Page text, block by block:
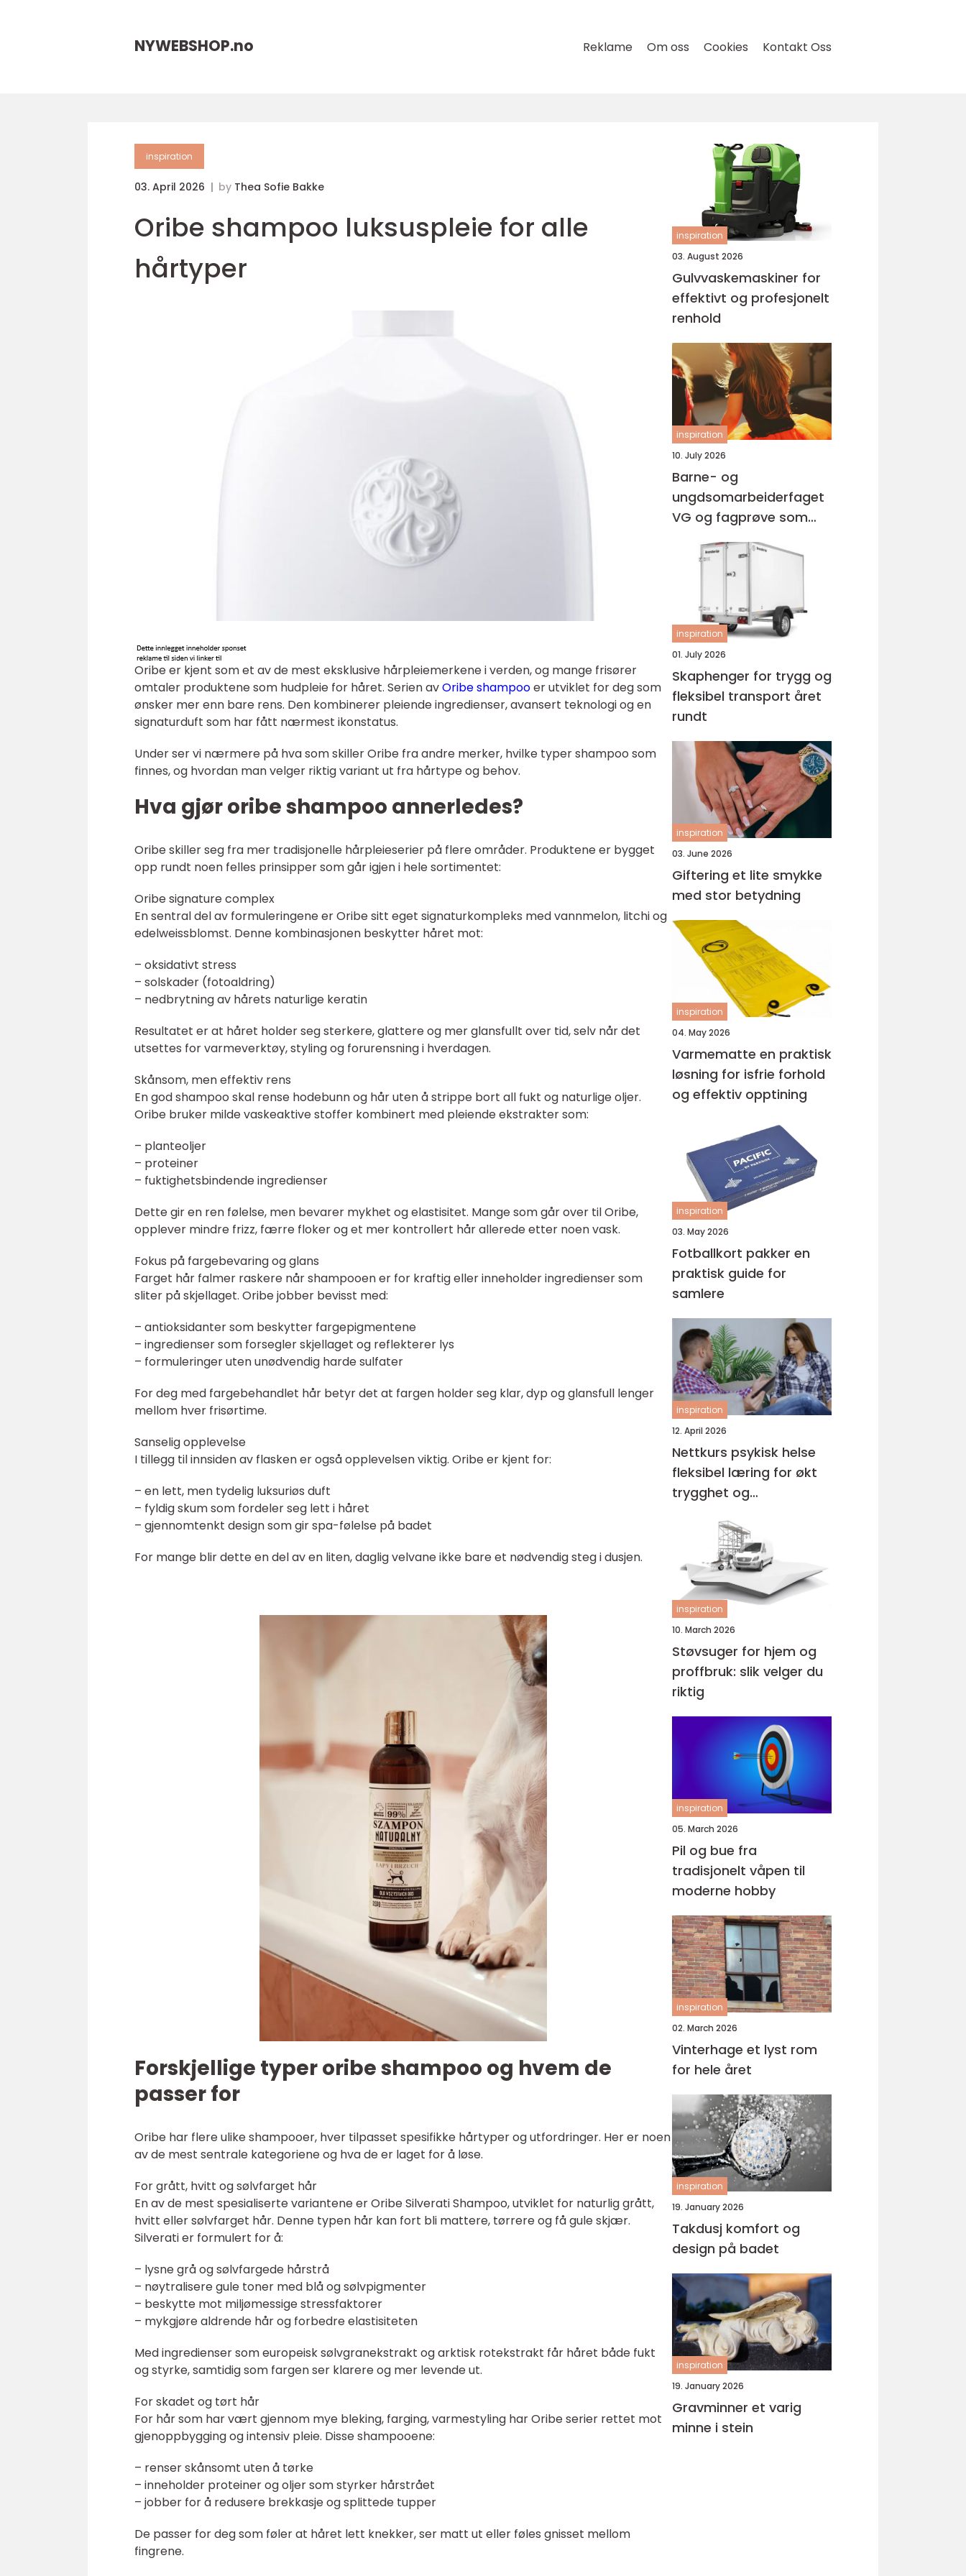
NYWEBSHOP.no Reklame Om oss Cookies Kontakt Oss
inspiration
03. April 2026 by Thea Sofie Bakke
Oribe shampoo luksuspleie for alle
hårtyper
Oribe er kjent som et av de mest eksklusive hårpleiemerkene i verden, og mange frisører
omtaler produktene som hudpleie for håret. Serien avOribe shampooer utviklet for deg som
ønsker mer enn bare rens. Den kombinerer pleiende ingredienser, avansert teknologi og en
signaturduft som har fått nærmest ikonstatus.
Under ser vi nærmere på hva som skiller Oribe fra andre merker, hvilke typer shampoo som
finnes, og hvordan man velger riktig variant ut fra hårtype og behov.
Hva gjør oribe shampoo annerledes?
Oribe skiller seg fra mer tradisjonelle hårpleieserier på flere områder. Produktene er bygget
opp rundt noen felles prinsipper som går igjen i hele sortimentet:
Oribe signature complex
En sentral del av formuleringene er Oribe sitt eget signaturkompleks med vannmelon, litchi og
edelweissblomst. Denne kombinasjonen beskytter håret mot:
– oksidativt stress
– solskader (fotoaldring)
– nedbrytning av hårets naturlige keratin
Resultatet er at håret holder seg sterkere, glattere og mer glansfullt over tid, selv når det
utsettes for varmeverktøy, styling og forurensning i hverdagen.
Skånsom, men effektiv rens
En god shampoo skal rense hodebunn og hår uten å strippe bort all fukt og naturlige oljer.
Oribe bruker milde vaskeaktive stoffer kombinert med pleiende ekstrakter som:
– planteoljer
– proteiner
– fuktighetsbindende ingredienser
Dette gir en ren følelse, men bevarer mykhet og elastisitet. Mange som går over til Oribe,
opplever mindre frizz, færre floker og et mer kontrollert hår allerede etter noen vask.
Fokus på fargebevaring og glans
Farget hår falmer raskere når shampooen er for kraftig eller inneholder ingredienser som
sliter på skjellaget. Oribe jobber bevisst med:
– antioksidanter som beskytter fargepigmentene
– ingredienser som forsegler skjellaget og reflekterer lys
– formuleringer uten unødvendig harde sulfater
For deg med fargebehandlet hår betyr det at fargen holder seg klar, dyp og glansfull lenger
mellom hver frisørtime.
Sanselig opplevelse
I tillegg til innsiden av flasken er også opplevelsen viktig. Oribe er kjent for:
– en lett, men tydelig luksuriøs duft
– fyldig skum som fordeler seg lett i håret
– gjennomtenkt design som gir spa-følelse på badet
For mange blir dette en del av en liten, daglig velvane ikke bare et nødvendig steg i dusjen.
Forskjellige typer oribe shampoo og hvem de
passer for
Oribe har flere ulike shampooer, hver tilpasset spesifikke hårtyper og utfordringer. Her er noen
av de mest sentrale kategoriene og hva de er laget for å løse.
For grått, hvitt og sølvfarget hår
En av de mest spesialiserte variantene er Oribe Silverati Shampoo, utviklet for naturlig grått,
hvitt eller sølvfarget hår. Denne typen hår kan fort bli mattere, tørrere og få gule skjær.
Silverati er formulert for å:
– lysne grå og sølvfargede hårstrå
– nøytralisere gule toner med blå og sølvpigmenter
– beskytte mot miljømessige stressfaktorer
– mykgjøre aldrende hår og forbedre elastisiteten
Med ingredienser som europeisk sølvgranekstrakt og arktisk rotekstrakt får håret både fukt
og styrke, samtidig som fargen ser klarere og mer levende ut.
For skadet og tørt hår
For hår som har vært gjennom mye bleking, farging, varmestyling har Oribe serier rettet mot
gjenoppbygging og intensiv pleie. Disse shampooene:
– renser skånsomt uten å tørke
– inneholder proteiner og oljer som styrker hårstrået
– jobber for å redusere brekkasje og splittede tupper
De passer for deg som føler at håret lett knekker, ser matt ut eller føles gnisset mellom
fingrene.
inspiration
03. August 2026
Gulvvaskemaskiner for
effektivt og profesjonelt
renhold
inspiration
10. July 2026
Barne- og
ungdsomarbeiderfaget
VG og fagprøve som
barne- og
ungdomsarbeider
inspiration
01. July 2026
Skaphenger for trygg og
fleksibel transport året
rundt
inspiration
03. June 2026
Giftering et lite smykke
med stor betydning
inspiration
04. May 2026
Varmematte en praktisk
løsning for isfrie forhold
og effektiv opptining
inspiration
03. May 2026
Fotballkort pakker en
praktisk guide for
samlere
inspiration
12. April 2026
Nettkurs psykisk helse
fleksibel læring for økt
trygghet og
inspiration
10. March 2026
Støvsuger for hjem og
proffbruk: slik velger du
riktig
inspiration
05. March 2026
Pil og bue fra
tradisjonelt våpen til
moderne hobby
inspiration
02. March 2026
Vinterhage et lyst rom
for hele året
inspiration
19. January 2026
Takdusj komfort og
design på badet
inspiration
19. January 2026
Gravminner et varig
minne i stein